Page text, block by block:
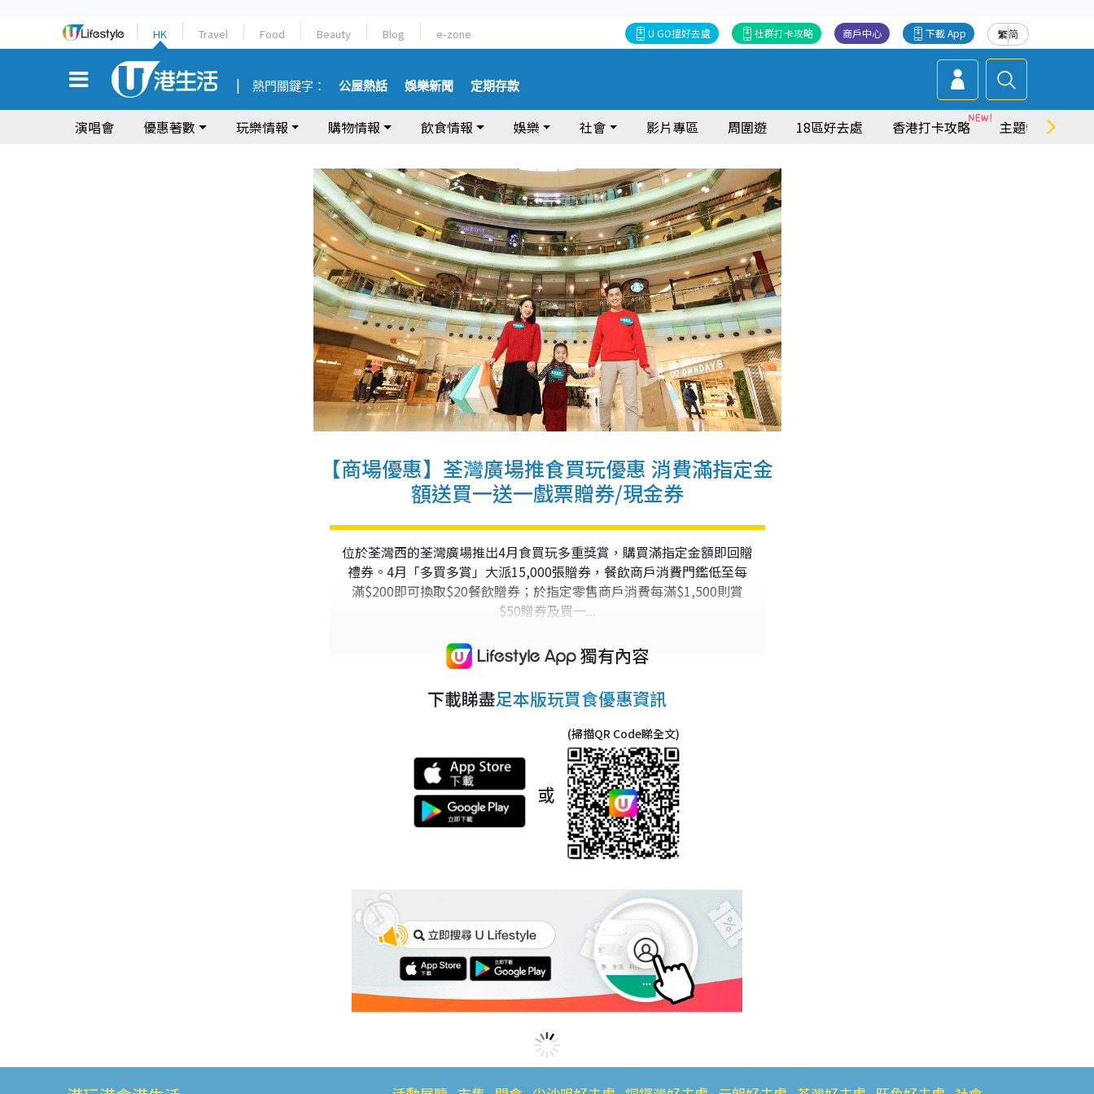
HK Travel Food Beauty Blog e-zone 繁简
下載 App
商戶中心
社群打卡攻略
U GO搵好去處
熱門關鍵字： 公屋熱話 娛樂新聞 定期存款
演唱會 優惠著數 玩樂情報 購物情報 飲食情報 娛樂 社會 影片專區 周圍遊 18區好去處 香港打卡攻略 主題特集
【商場優惠】荃灣廣場推食買玩優惠 消費滿指定金
額送買一送一戲票贈券/現金券
位於荃灣西的荃灣廣場推出4月食買玩多重獎賞，購買滿指定金額即回贈
禮券。4月「多買多賞」大派15,000張贈券，餐飲商戶消費門鑑低至每
滿$200即可換取$20餐飲贈券；於指定零售商戶消費每滿$1,500則賞
$50贈券及買一...
獨有內容
下載睇盡足本版玩買食優惠資訊
或
(掃描QR Code睇全文)